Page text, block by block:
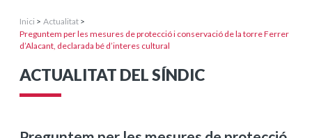
Inici > Actualitat >
Preguntem per les mesures de protecció i conservació de la torre Ferrer
d’Alacant, declarada bé d’interes cultural
ACTUALITAT DEL SÍNDIC